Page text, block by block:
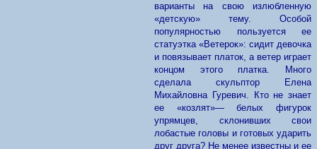
варианты на свою излюбленную
«детскую» тему. Особой
популярностью пользуется ее
статуэтка «Ветерок»: сидит девочка
и повязывает платок, а ветер играет
концом этого платка. Много
сделала скульптор Елена
Михайловна Гуревич. Кто не знает
ее «козлят»— белых фигурок
упрямцев, склонивших свои
лобастые головы и готовых ударить
друг друга? Не менее известны и ее